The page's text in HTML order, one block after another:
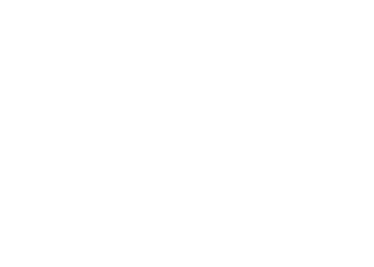
APOLLO NEXT 034
вулиця Героїв УПА, 73б,
APOLLO NEXT 041
майдан Згоди, 6, Житомир,